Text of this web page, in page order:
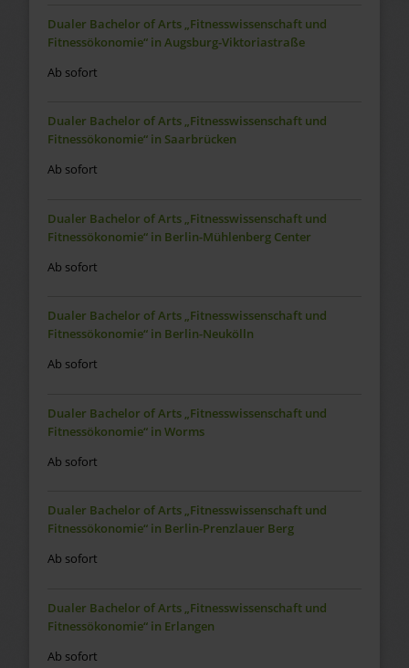
Dualer Bachelor of Arts „Fitnesswissenschaft und
Fitnessökonomie“ in Augsburg-Viktoriastraße
Ab sofort
Dualer Bachelor of Arts „Fitnesswissenschaft und
Fitnessökonomie“ in Saarbrücken
Ab sofort
Dualer Bachelor of Arts „Fitnesswissenschaft und
Fitnessökonomie“ in Berlin-Mühlenberg Center
Ab sofort
Dualer Bachelor of Arts „Fitnesswissenschaft und
Fitnessökonomie“ in Berlin-Neukölln
Ab sofort
Dualer Bachelor of Arts „Fitnesswissenschaft und
Fitnessökonomie“ in Worms
Ab sofort
Dualer Bachelor of Arts „Fitnesswissenschaft und
Fitnessökonomie“ in Berlin-Prenzlauer Berg
Ab sofort
Dualer Bachelor of Arts „Fitnesswissenschaft und
Fitnessökonomie“ in Erlangen
Ab sofort